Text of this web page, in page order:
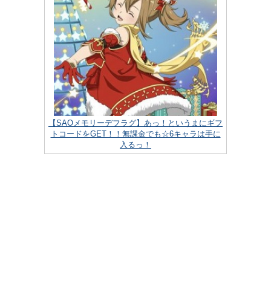
【SAOメモリーデフラグ】あっ！というまにギフ
トコードをGET！！無課金でも☆6キャラは手に
入るっ！